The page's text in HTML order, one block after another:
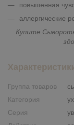
повышенная
аллергические
Купите
Группа товаров
Категория
Серия